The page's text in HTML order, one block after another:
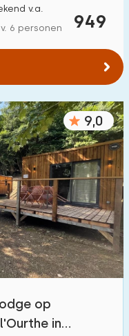
20
km):
5
102
75
949
v.a.
6 personen
9,0
op
in